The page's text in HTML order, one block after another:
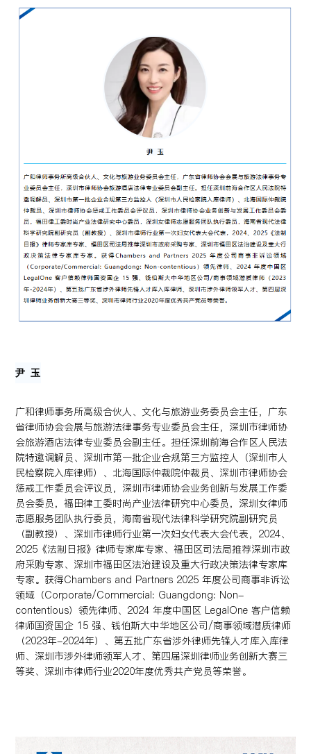
尹 玉
广和律师事务所高级合伙人、文化与旅游业务委员会主任，广东
省律师协会会展与旅游法律事务专业委员会主任，深圳市律师协
会旅游酒店法律专业委员会副主任。担任深圳前海合作区人民法
院特邀调解员、深圳市第一批企业合规第三方监控人（深圳市人
民检察院入库律师）、北海国际仲裁院仲裁员、深圳市律师协会
惩戒工作委员会评议员，深圳市律师协会业务创新与发展工作委
员会委员，福田律工委时尚产业法律研究中心委员，深圳女律师
志愿服务团队执行委员，海南省现代法律科学研究院副研究员
（副教授）、深圳市律师行业第一次妇女代表大会代表，2024、
2025《法制日报》律师专家库专家、福田区司法局推荐深圳市政
府采购专家、深圳市福田区法治建设及重大行政决策法律专家库
专家。获得Chambers and Partners 2025 年度公司商事非诉讼
领域（Corporate/Commercial: Guangdong: Non-
contentious）领先律师、2024 年度中国区 LegalOne 客户信赖
律师国资国企 15 强、钱伯斯大中华地区公司/商事领域潜质律师
（2023年-2024年）、第五批广东省涉外律师先锋人才库入库律
师、深圳市涉外律师领军人才、第四届深圳律师业务创新大赛三
等奖、深圳市律师行业2020年度优秀共产党员等荣誉。